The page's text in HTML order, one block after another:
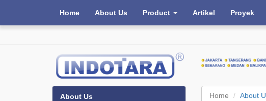
Home About Us Product Artikel Proyek
Home About
About Us